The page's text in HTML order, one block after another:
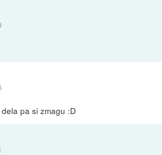
pa si zmagu :D